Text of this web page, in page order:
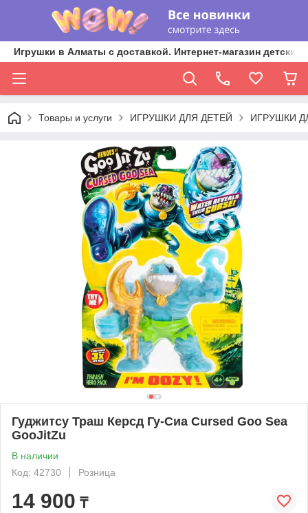
Игрушки в Алматы с доставкой. Интернет-магазин
Товары и услуги ИГРУШКИ ДЛЯ ДЕТЕЙ ИГРУШКИ
Гуджитсу Траш Керсд Гу-Сиа Cursed Goo Sea
GooJitZu
В наличии
Код: 42730
Розница
14 900 ₸